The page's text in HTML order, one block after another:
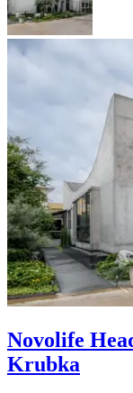
Novolife
Krubka